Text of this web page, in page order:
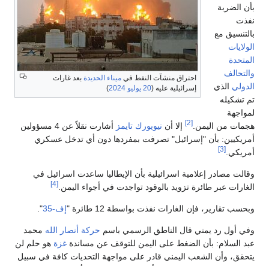
احتراق منشآت النفط في ميناء الحديدة بعد غارات
إسرائيلية عليه (20 يوليو 2024
)
بأن الضربة
نفذت
بالتنسيق مع
الولايات
المتحدة
والتحالف
الدولي الذي
تم تشكيله
لمواجهة
هجمات من اليمن. [2] إلا أن نيويورك تايمز
أشارت نقلاً عن 4 مسؤولين
أمريكيين: بأن "إسرائيل" تصرفت بمفردها دون أي تدخل عسكري
أمريكي. [3]
وقالت مصادر إعلامية اسرائيلية بأن الإيطاليا ساعدت اسرائيل في
الغارات عبر طائرة تزويد بالوقود تواجدت في أجواء اليمن. [4]
وبحسب تقارير، فإن الغارات نفذت بواسطة 12 طائرة " إف-35 ".
وفي أول رد يمني قال الناطق الرسمي باسم حركة أنصار الله محمد
عبد السلام: بأن الضغط على اليمن للتوقف عن مساندة غزة هو حلم لن
يتحقق، وأن الشعب اليمني قادر على مواجهة التحديات كافة في سبيل